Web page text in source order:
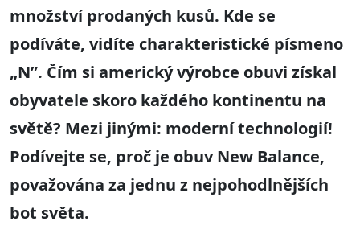
množství prodaných kusů. Kde se
podíváte, vidíte charakteristické písmeno
„N”. Čím si americký výrobce obuvi získal
obyvatele skoro každého kontinentu na
světě? Mezi jinými: moderní technologií!
Podívejte se, proč je obuvNew Balance,
považována za jednu z nejpohodlnějších
bot světa.